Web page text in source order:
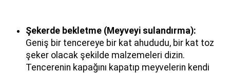
Şekerde bekletme (Meyveyi sulandırma):
Geniş bir tencereye bir kat ahududu, bir kat toz
şeker olacak şekilde malzemeleri dizin.
Tencerenin kapağını kapatıp meyvelerin kendi